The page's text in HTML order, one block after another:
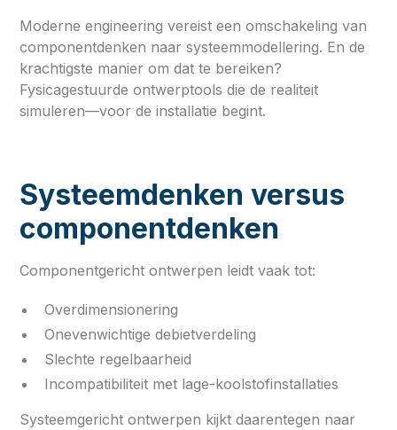
Moderne engineering vereist een omschakeling van
componentdenken naar systeemmodellering. En de
krachtigste manier om dat te bereiken?
Fysicagestuurde ontwerptools die de realiteit
simuleren—voor de installatie begint.
Systeemdenken versus
componentdenken
Componentgericht ontwerpen leidt vaak tot:
Overdimensionering
Onevenwichtige debietverdeling
Slechte regelbaarheid
Incompatibiliteit met lage-koolstofinstallaties
Systeemgericht ontwerpen kijkt daarentegen naar